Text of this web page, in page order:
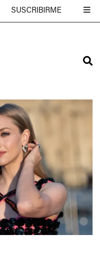
SUSCRIBIRME